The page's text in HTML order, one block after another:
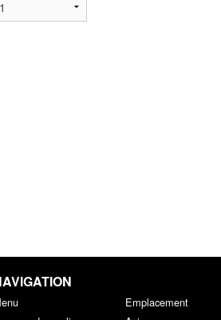
Emplacement